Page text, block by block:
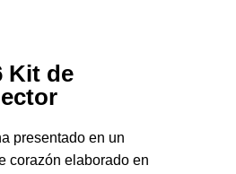
Kit de
presentado en un
corazón elaborado en